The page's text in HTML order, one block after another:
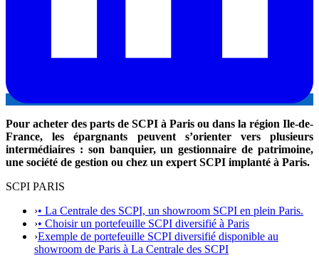
Pour acheter des parts de SCPI à Paris ou dans la région Ile-de-
France, les épargnants peuvent s’orienter vers plusieurs
intermédiaires : son banquier, un gestionnaire de patrimoine,
une société de gestion ou chez un expert SCPI implanté à Paris.
SCPI PARIS
›• La Centrale des SCPI, un showroom SCPI en plein Paris.
›• Choisir un portefeuille SCPI diversifié à Paris
›Exemple de portefeuille SCPI diversifié disponible au
showroom de Paris à La Centrale des SCPI